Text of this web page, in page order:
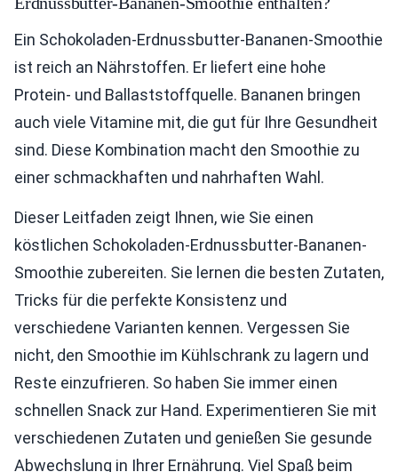
Ein Schokoladen-Erdnussbutter-Bananen-Smoothie
ist reich an Nährstoffen. Er liefert eine hohe
Protein- und Ballaststoffquelle. Bananen bringen
auch viele Vitamine mit, die gut für Ihre Gesundheit
sind. Diese Kombination macht den Smoothie zu
einer schmackhaften und nahrhaften Wahl.
Dieser Leitfaden zeigt Ihnen, wie Sie einen
köstlichen Schokoladen-Erdnussbutter-Bananen-
Smoothie zubereiten. Sie lernen die besten Zutaten,
Tricks für die perfekte Konsistenz und
verschiedene Varianten kennen. Vergessen Sie
nicht, den Smoothie im Kühlschrank zu lagern und
Reste einzufrieren. So haben Sie immer einen
schnellen Snack zur Hand. Experimentieren Sie mit
verschiedenen Zutaten und genießen Sie gesunde
Abwechslung in Ihrer Ernährung. Viel Spaß beim